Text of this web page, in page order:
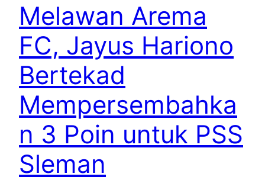
Melawan Arema
FC, Jayus Hariono
Bertekad
Mempersembahka
n 3 Poin untuk PSS
Sleman